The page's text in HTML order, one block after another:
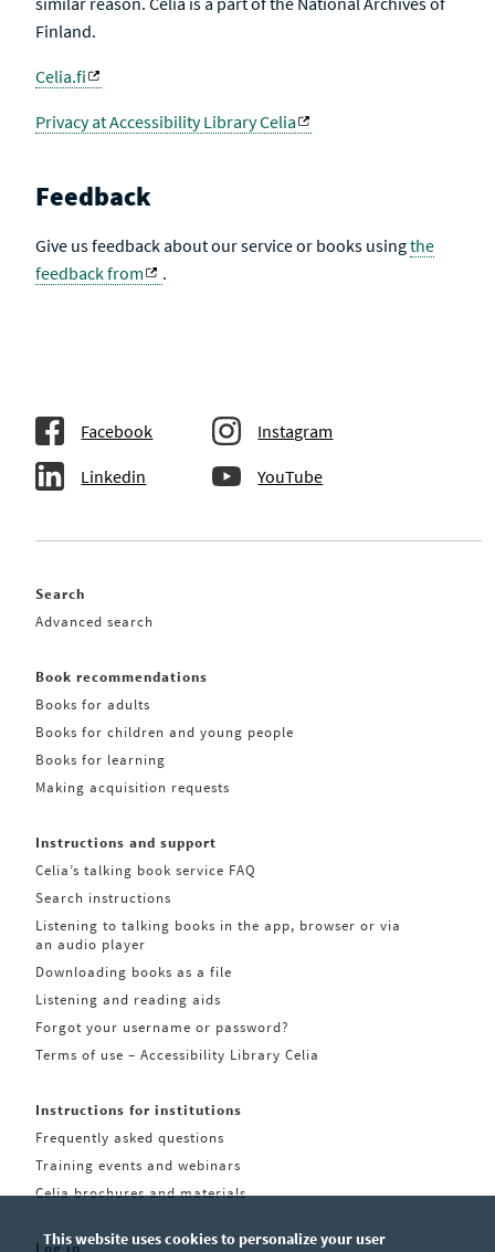
Finland.
Celia.fi
Privacy at Accessibility Library Celia
Feedback
Give us feedback about our service or books usingthe
feedback from
.
Facebook Instagram
Linkedin YouTube
Search
Advanced search
Book recommendations
Books for adults
Books for children and young people
Books for learning
Making acquisition requests
Instructions and support
Celia’s talking book service FAQ
Search instructions
Listening to talking books in the app, browser or via
an audio player
Downloading books as a file
Listening and reading aids
Forgot your username or password?
Terms of use – Accessibility Library Celia
Instructions for institutions
Frequently asked questions
Training events and webinars
Celia brochures and materials
Log in
This website uses cookies to personalize your user